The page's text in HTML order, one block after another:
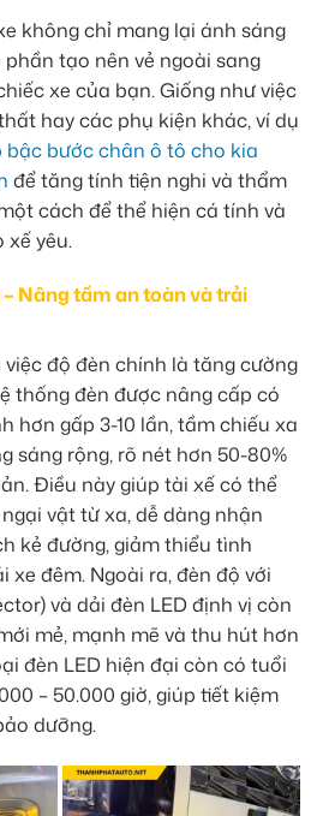
không chỉ mang lại ánh sáng
tạo nên vẻ ngoài sang
xe của bạn. Giống như việc
hay các phụ kiện khác, ví dụ
bước chân ô tô cho kia
để tăng tính tiện nghi và thẩm
cách để thể hiện cá tính và
xế yêu.
Nâng tầm an toàn và trải
độ đèn chính là tăng cường
thống đèn được nâng cấp có
hơn gấp 3-10 lần, tầm chiếu xa
sáng rộng, rõ nét hơn 50-80%
Điều này giúp tài xế có thể
vật từ xa, dễ dàng nhận
kẻ đường, giảm thiểu tình
đêm. Ngoài ra, đèn độ với
và dải đèn LED định vị còn
mẻ, mạnh mẽ và thu hút hơn
đèn LED hiện đại còn có tuổi
– 50.000 giờ, giúp tiết kiệm
dưỡng.